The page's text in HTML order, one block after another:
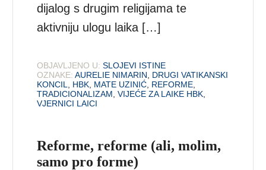
dijalog s drugim religijama te
aktivniju ulogu laika […]
OBJAVLJENO U: SLOJEVI ISTINE
OZNAKE: AURELIE NIMARIN
DRUGI VATIKANSKI
KONCIL
HBK MATE UZINIĆ REFORME
TRADICIONALIZAM ,VIJEĆE ZA LAIKE HBK
VJERNICI LAICI
Reforme, reforme (ali, molim,
samo pro forme)